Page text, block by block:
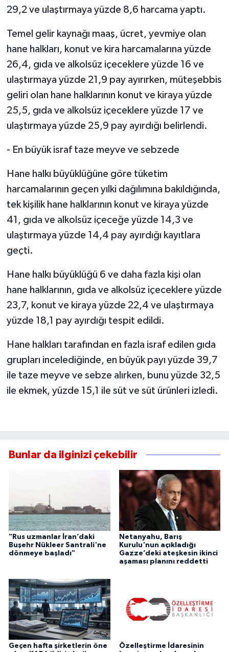
29,2 ve ulaştırmaya yüzde 8,6 harcama yaptı.
Temel gelir kaynağı maaş, ücret, yevmiye olan
hane halkları, konut ve kira harcamalarına yüzde
26,4, gıda ve alkolsüz içeceklere yüzde 16 ve
ulaştırmaya yüzde 21,9 pay ayırırken, müteşebbis
geliri olan hane halklarının konut ve kiraya yüzde
25,5, gıda ve alkolsüz içeceklere yüzde 17 ve
ulaştırmaya yüzde 25,9 pay ayırdığı belirlendi.
- En büyük israf taze meyve ve sebzede
Hane halkı büyüklüğüne göre tüketim
harcamalarının geçen yılki dağılımına bakıldığında,
tek kişilik hane halklarının konut ve kiraya yüzde
41, gıda ve alkolsüz içeceğe yüzde 14,3 ve
ulaştırmaya yüzde 14,4 pay ayırdığı kayıtlara
geçti.
Hane halkı büyüklüğü 6 ve daha fazla kişi olan
hane halklarının, gıda ve alkolsüz içeceklere yüzde
23,7, konut ve kiraya yüzde 22,4 ve ulaştırmaya
yüzde 18,1 pay ayırdığı tespit edildi.
Hane halkları tarafından en fazla israf edilen gıda
grupları incelediğinde, en büyük payı yüzde 39,7
ile taze meyve ve sebze alırken, bunu yüzde 32,5
ile ekmek, yüzde 15,1 ile süt ve süt ürünleri izledi.
Bunlar da ilginizi çekebilir
"Rus uzmanlar İran’daki
Buşehr Nükleer Santrali'ne
dönmeye başladı"
Netanyahu, Barış
Kurulu'nun açıkladığı
Gazze’deki ateşkesin ikinci
aşaması planını reddetti
Geçen hafta şirketlerin öne
Özelleştirme İdaresinin